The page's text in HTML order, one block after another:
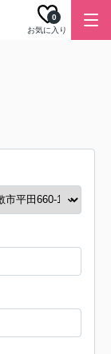
お気に入り
0